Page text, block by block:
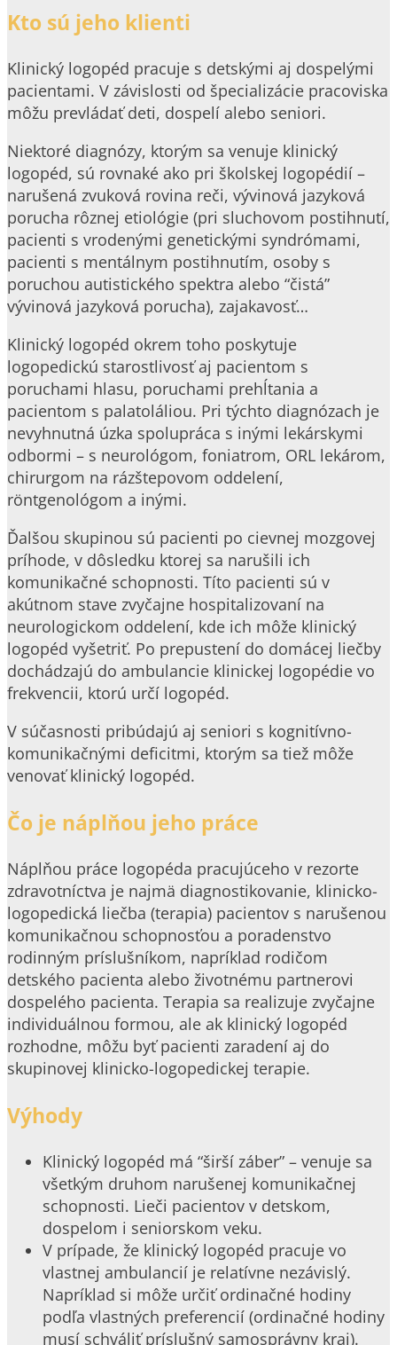
Kto sú jeho klienti
Klinický logopéd pracuje s detskými aj dospelými
pacientami. V závislosti od špecializácie pracoviska
môžu prevládať deti, dospelí alebo seniori.
Niektoré diagnózy, ktorým sa venuje klinický
logopéd, sú rovnaké ako pri školskej logopédií –
narušená zvuková rovina reči, vývinová jazyková
porucha rôznej etiológie (pri sluchovom postihnutí,
pacienti s vrodenými genetickými syndrómami,
pacienti s mentálnym postihnutím, osoby s
poruchou autistického spektra alebo “čistá”
vývinová jazyková porucha), zajakavosť…
Klinický logopéd okrem toho poskytuje
logopedickú starostlivosť aj pacientom s
poruchami hlasu, poruchami prehĺtania a
pacientom s palatoláliou. Pri týchto diagnózach je
nevyhnutná úzka spolupráca s inými lekárskymi
odbormi – s neurológom, foniatrom, ORL lekárom,
chirurgom na rázštepovom oddelení,
röntgenológom a inými.
Ďalšou skupinou sú pacienti po cievnej mozgovej
príhode, v dôsledku ktorej sa narušili ich
komunikačné schopnosti. Títo pacienti sú v
akútnom stave zvyčajne hospitalizovaní na
neurologickom oddelení, kde ich môže klinický
logopéd vyšetriť. Po prepustení do domácej liečby
dochádzajú do ambulancie klinickej logopédie vo
frekvencii, ktorú určí logopéd.
V súčasnosti pribúdajú aj seniori s kognitívno-
komunikačnými deficitmi, ktorým sa tiež môže
venovať klinický logopéd.
Čo je náplňou jeho práce
Náplňou práce logopéda pracujúceho v rezorte
zdravotníctva je najmä diagnostikovanie, klinicko-
logopedická liečba (terapia) pacientov s narušenou
komunikačnou schopnosťou a poradenstvo
rodinným príslušníkom, napríklad rodičom
detského pacienta alebo životnému partnerovi
dospelého pacienta. Terapia sa realizuje zvyčajne
individuálnou formou, ale ak klinický logopéd
rozhodne, môžu byť pacienti zaradení aj do
skupinovej klinicko-logopedickej terapie.
Výhody
Klinický logopéd má “širší záber” – venuje sa
všetkým druhom narušenej komunikačnej
schopnosti. Lieči pacientov v detskom,
dospelom i seniorskom veku.
V prípade, že klinický logopéd pracuje vo
vlastnej ambulancií je relatívne nezávislý.
Napríklad si môže určiť ordinačné hodiny
podľa vlastných preferencií (ordinačné hodiny
musí schváliť príslušný samosprávny kraj).